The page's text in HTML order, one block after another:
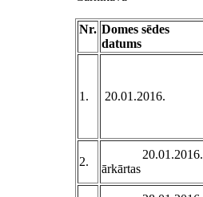
Nr. Domes sēdes
datums
1. 20.01.2016.
2.
20.01.2016.
ārkārtas